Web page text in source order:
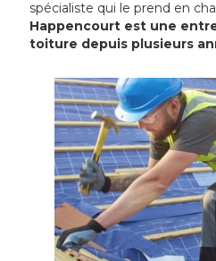
spécialiste qui le prend en
Happencourt est une
toiture depuis plusieurs